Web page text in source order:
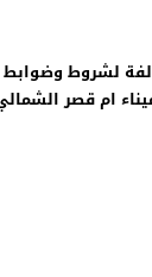
مخالفة لشروط
ام قصر